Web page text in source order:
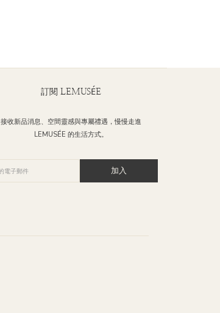
訂閱 LEMUSÉE
接收新品消息、空間靈感與專屬禮遇，慢慢走進
LEMUSÉE 的生活方式。
加入